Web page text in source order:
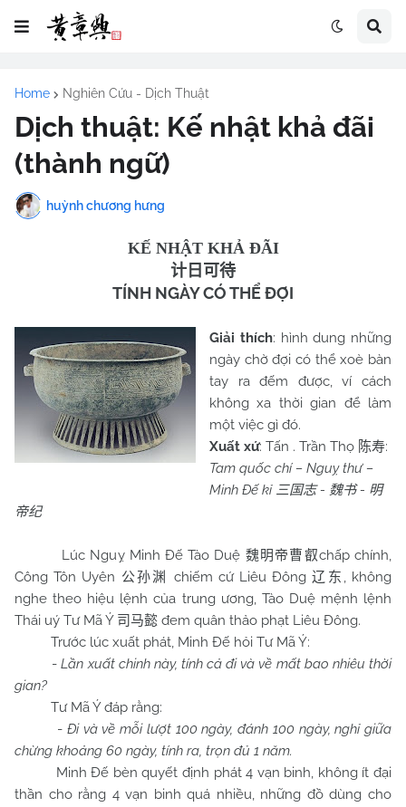
Home Nghiên Cứu - Dịch Thuật
Dịch thuật: Kế nhật khả đãi
(thành ngữ)
huỳnh chương hưng
KẾ NHẬT KHẢ ĐÃI
计日可待
TÍNH NGÀY CÓ THỂ ĐỢI
Giải thích: hình dung những
ngày chờ đợi có thể xoè bàn
tay ra đếm được, ví cách
không xa thời gian để làm
một việc gì đó.
Xuất xứ: Tấn . Trần Thọ 陈寿:
Tam quốc chí – Nguỵ thư –
Minh Đế kỉ 三国志- 魏书- 明
帝纪
Lúc Nguỵ Minh Đế Tào Duệ 魏明帝曹叡chấp chính,
Công Tôn Uyên 公孙渊 chiếm cứ Liêu Đông辽东 , không
nghe theo hiệu lệnh của trung ương, Tào Duệ mệnh lệnh
Thái uý Tư Mã Ý 司马懿 đem quân thảo phạt Liêu Đông.
Trước lúc xuất phát, Minh Đế hỏi Tư Mã Ý:
-Lần xuất chinh này, tính cả đi và về mất bao nhiêu thời
gian?
Tư Mã Ý đáp rằng:
- Đi và về mỗi lượt 100 ngày, đánh 100 ngày, nghỉ giữa
chừng khoảng 60 ngày, tính ra, trọn đủ 1 năm.
Minh Đế bèn quyết định phát 4 vạn binh, không ít đại
thần cho rằng 4 vạn binh quá nhiều, những đồ dùng cho